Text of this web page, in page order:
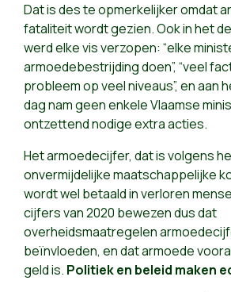
Dat is des te opmerkelijker omdat
fataliteit wordt gezien. Ook in het
werd elke vis verzopen: “elke
armoedebestrijding doen”, “veel
probleem op veel niveaus”, en aan
dag nam geen enkele Vlaamse
ontzettend nodige extra acties.
Het armoedecijfer, dat is volgens
onvermijdelijke maatschappelijke
wordt wel betaald in verloren
cijfers van 2020 bewezen dus dat
overheidsmaatregelen
beïnvloeden, en dat armoede
geld is. Politiek en beleid maken